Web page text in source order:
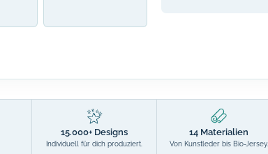
15.000+ Designs
Individuell für dich produziert.
14 Materialien
Von Kunstleder bis Bio-Jersey.